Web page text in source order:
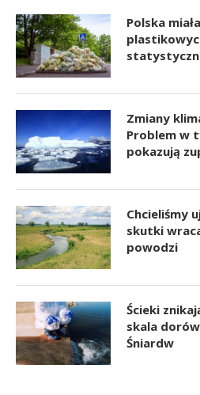
Polska
Zmiany
Problem w
pokazują
Chcieliśmy
skutki
powodzi
Ścieki
skala
Śniardw